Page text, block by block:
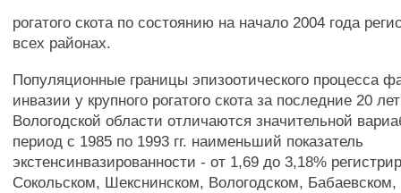
рогатого скота по состоянию на начало 2004 года
всех районах.
Популяционные границы эпизоотического процесса
инвазии у крупного рогатого скота за последние 20
Вологодской области отличаются значительной
период с 1985 по 1993 гг. наименьший показатель
экстенсинвазированности - от 1,69 до 3,18%
Сокольском, Шекснинском, Вологодском,